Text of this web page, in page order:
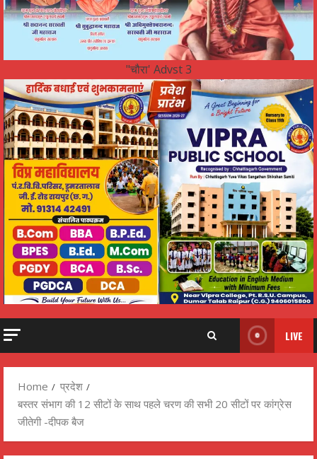
"चौरा' Advst 3
LIVE
Home
प्रदेश
बस्तर संभाग की 12 सीटों के साथ पहले चरण की सभी 20 सीटों पर कांग्रेस
जीतेगी -दीपक बैज